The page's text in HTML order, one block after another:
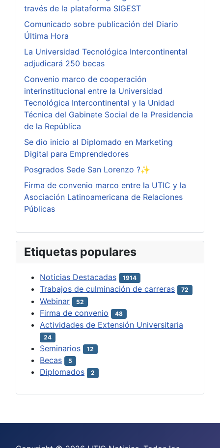
través de la plataforma SIGEST
Comunicado sobre publicación del Diario
Última Hora
La Universidad Tecnológica Intercontinental
adjudicará 250 becas
Convenio marco de cooperación
interinstitucional entre la Universidad
Tecnológica Intercontinental y la Unidad
Técnica del Gabinete Social de la Presidencia
de la República
Se dio inicio al Diplomado en Marketing
Digital para Emprendedores
Posgrados Sede San Lorenzo ?✨
Firma de convenio marco entre la UTIC y la
Asociación Latinoamericana de Relaciones
Públicas
Etiquetas populares
Noticias Destacadas 1914
Trabajos de culminación de carreras 72
Webinar 52
Firma de convenio 48
Actividades de Extensión Universitaria
24
Seminarios 12
Becas 5
Diplomados 2